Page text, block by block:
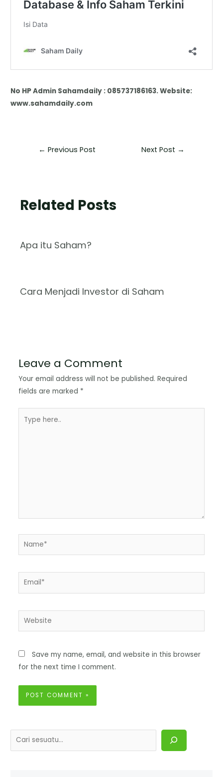
No HP Admin Sahamdaily : 085737186163. Website:
www.sahamdaily.com
← Previous Post Next Post →
Related Posts
Apa itu Saham?
Cara Menjadi Investor di Saham
Leave a Comment
Your email address will not be published. Required
fields are marked *
Save my name, email, and website in this browser
for the next time I comment.